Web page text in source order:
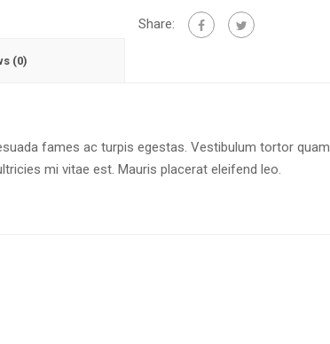
Share:
(0)
fames ac turpis egestas. Vestibulum tortor
mi vitae est. Mauris placerat eleifend leo.